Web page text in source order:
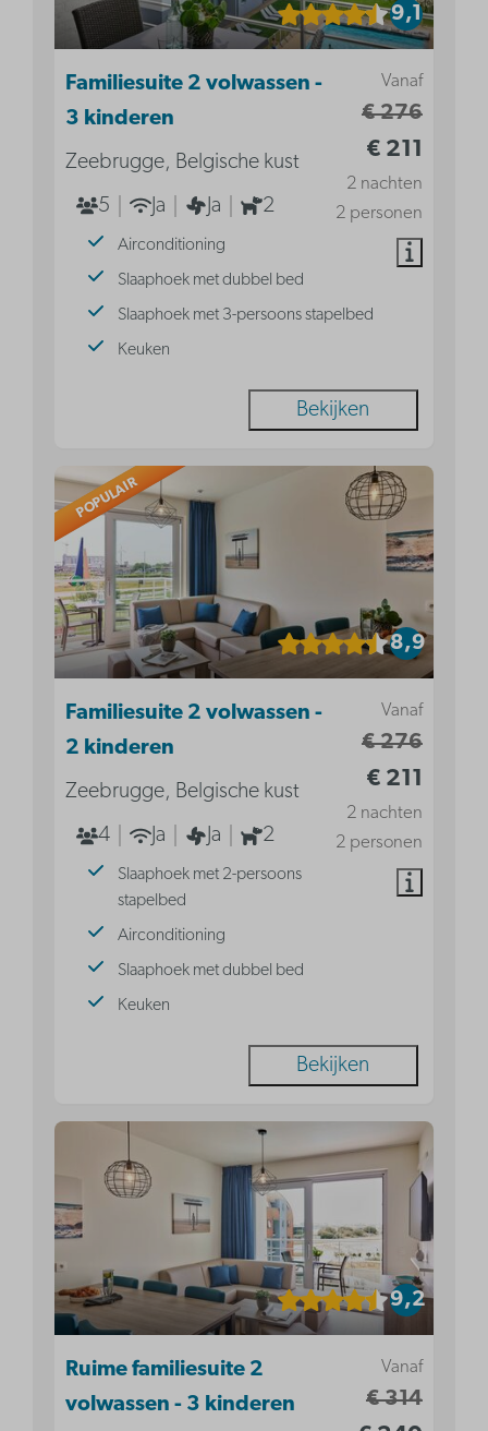
9,1
Vanaf
€ 276
€ 211
2 nachten
2 personen
Familiesuite 2 volwassen -
3 kinderen
Zeebrugge, Belgische kust
5
Ja Ja 2
Airconditioning
Slaaphoek met dubbel bed
Slaaphoek met 3-persoons stapelbed
Keuken
Bekijken
POPULAIR
8,9
Vanaf
€ 276
€ 211
2 nachten
2 personen
Familiesuite 2 volwassen -
2 kinderen
Zeebrugge, Belgische kust
4
Ja Ja 2
Slaaphoek met 2-persoons
stapelbed
Airconditioning
Slaaphoek met dubbel bed
Keuken
Bekijken
9,2
Vanaf
€ 314
Ruime familiesuite 2
volwassen - 3 kinderen